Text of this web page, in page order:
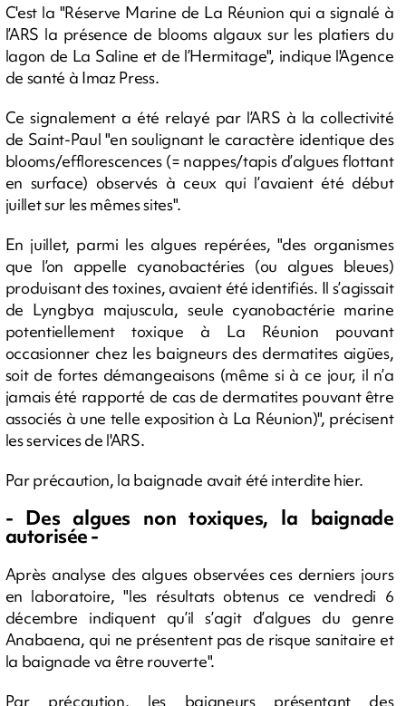
C'est la "Réserve Marine de La Réunion qui a signalé à
l’ARS la présence de blooms algaux sur les platiers du
lagon de La Saline et de l’Hermitage", indique l'Agence
de santé à Imaz Press.
Ce signalement a été relayé par l’ARS à la collectivité
de Saint-Paul "en soulignant le caractère identique des
blooms/efflorescences (= nappes/tapis d’algues flottant
en surface) observés à ceux qui l’avaient été début
juillet sur les mêmes sites".
En juillet, parmi les algues repérées, "des organismes
que l’on appelle cyanobactéries (ou algues bleues)
produisant des toxines, avaient été identifiés. Il s’agissait
de Lyngbya majuscula, seule cyanobactérie marine
potentiellement toxique à La Réunion pouvant
occasionner chez les baigneurs des dermatites aigües,
soit de fortes démangeaisons (même si à ce jour, il n’a
jamais été rapporté de cas de dermatites pouvant être
associés à une telle exposition à La Réunion)", précisent
les services de l'ARS.
Par précaution, la baignade avait été interdite hier.
- Des algues non toxiques, la baignade
autorisée -
Après analyse des algues observées ces derniers jours
en laboratoire, "les résultats obtenus ce vendredi 6
décembre indiquent qu’il s’agit d’algues du genre
Anabaena, qui ne présentent pas de risque sanitaire et
la baignade va être rouverte".
Par précaution, les baigneurs présentant des